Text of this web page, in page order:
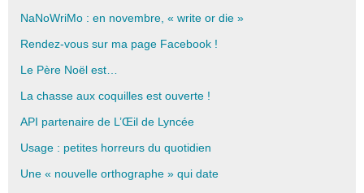
NaNoWriMo : en novembre, « write or die »
Rendez-vous sur ma page Facebook !
Le Père Noël est…
La chasse aux coquilles est ouverte !
API partenaire de L’Œil de Lyncée
Usage : petites horreurs du quotidien
Une « nouvelle orthographe » qui date